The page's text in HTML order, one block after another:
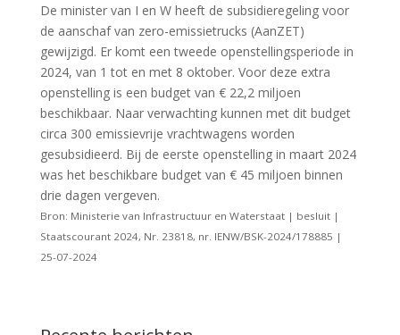
De minister van I en W heeft de subsidieregeling voor
de aanschaf van zero-emissietrucks (AanZET)
gewijzigd. Er komt een tweede openstellingsperiode in
2024, van 1 tot en met 8 oktober. Voor deze extra
openstelling is een budget van € 22,2 miljoen
beschikbaar. Naar verwachting kunnen met dit budget
circa 300 emissievrije vrachtwagens worden
gesubsidieerd. Bij de eerste openstelling in maart 2024
was het beschikbare budget van € 45 miljoen binnen
drie dagen vergeven.
Bron: Ministerie van Infrastructuur en Waterstaat | besluit |
Staatscourant 2024, Nr. 23818, nr. IENW/BSK-2024/178885 |
25-07-2024